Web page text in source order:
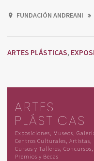
FUNDACIÓN ANDREANI
ARTES PLÁSTICAS,
ARTES
PLÁSTICAS
Exposiciones, Museos,
Centros Culturales, Artistas,
Cursos y Talleres, Concursos,
Premios y Becas